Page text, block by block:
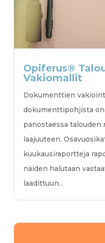
Opiferus®
Vakiomallit
Dokumenttien
dokumenttipohjista
panostaessa talouden
laajuuteen.
kuukausiraportteja
näiden halutaan
laadittuun...